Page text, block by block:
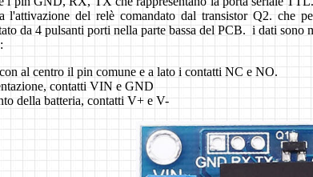
l'attivazione del relè comandato dal transistor Q2.
da 4 pulsanti porti nella parte bassa del PCB. i dati sono
al centro il pin comune e a lato i contatti NC e NO.
contatti VIN e GND
della batteria, contatti V+ e V-